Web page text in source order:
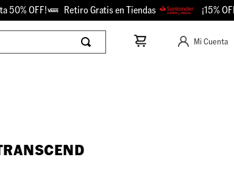
OFF! Retiro Gratis en Tiendas ¡15% OFF
Mi Cuenta